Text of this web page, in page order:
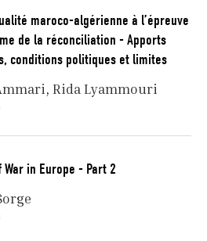
maroco-algérienne à l’épreuve
de la réconciliation - Apports
conditions politiques et limites
Rida Lyammouri
War in Europe - Part 2